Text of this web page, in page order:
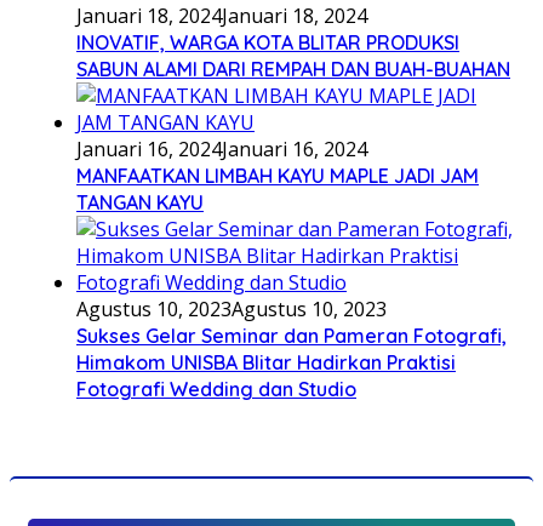
Januari 18, 2024Januari 18, 2024
INOVATIF, WARGA KOTA BLITAR PRODUKSI
SABUN ALAMI DARI REMPAH DAN BUAH-BUAHAN
Januari 16, 2024Januari 16, 2024
MANFAATKAN LIMBAH KAYU MAPLE JADI JAM
TANGAN KAYU
Agustus 10, 2023Agustus 10, 2023
Sukses Gelar Seminar dan Pameran Fotografi,
Himakom UNISBA Blitar Hadirkan Praktisi
Fotografi Wedding dan Studio